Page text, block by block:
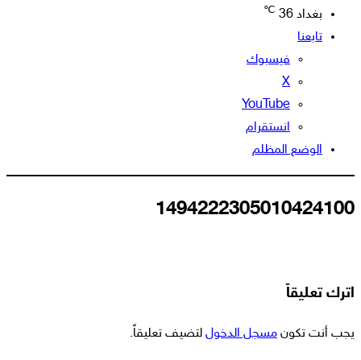
بغداد 36
℃
تابعنا
فيسبوك
‫X
‫YouTube
انستقرام
الوضع المظلم
1494222305010424100
اترك تعليقاً
يجب أنت تكون مسجل الدخول لتضيف تعليقاً.